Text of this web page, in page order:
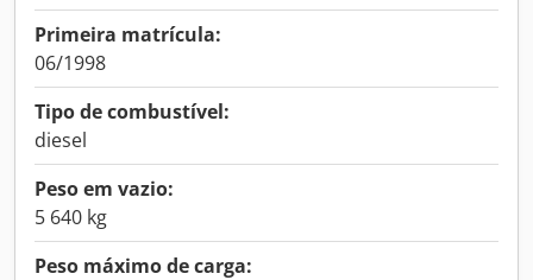
Primeira matrícula:
06/1998
Tipo de combustível:
diesel
Peso em vazio:
5 640 kg
Peso máximo de carga: